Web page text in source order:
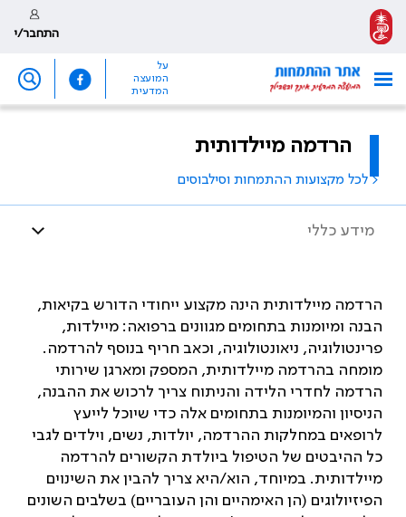
התחבר/י
על
המועצה
המדעית
הרדמה מיילדותית
< לכל מקצועות ההתמחות וסילבוסים
מידע כללי
הרדמה מיילדותית הינה מקצוע ייחודי הדורש בקיאות,
הבנה ומיומנות בתחומים מגוונים ברפואה: מיילדות,
פרינטולוגיה, ניאונטולוגיה, וכאב חריף בנוסף להרדמה.
מומחה בהרדמה מיילדותית, המספק ומארגן שירותי
הרדמה לחדרי הלידה והניתוח צריך לרכוש את ההבנה,
הניסיון והמיומנות בתחומים אלה כדי שיוכל לייעץ
לרופאים במחלקות ההרדמה, יולדות, נשים, וילדים לגבי
כל ההיבטים של הטיפול ביולדת הקשורים להרדמה
מיילדותית. במיוחד, הוא/היא צריך להבין את השינוים
הפיזיולוגים (הן האימהיים והן העובריים) בשלבים השונים